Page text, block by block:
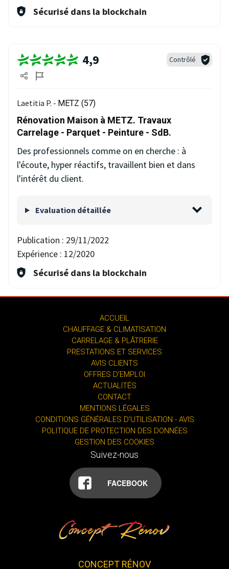
Sécurisé dans la blockchain
4,9 Contrôlé
Laetitia P. - METZ (57)
Rénovation Maison à METZ. Travaux
Carrelage - Parquet - Peinture - SdB.
Des professionnels comme on en cherche : à
l'écoute, hyper réactifs, travaillent bien et dans
l'intérêt du client.
Evaluation détaillée
Publication : 29/11/2022
Expérience : 12/2020
Sécurisé dans la blockchain
ACCUEIL
CHAUFFAGE & CLIMATISATION
CARRELAGE & PLÂTRERIE
PRESTATIONS ET SERVICES
AVIS CLIENTS
OFFRES D'EMPLOI
ACTUALITÉS
CONTACT
MENTIONS LÉGALES
CONDITIONS GÉNÉRALES D'UTILISATION - AVIS
POLITIQUE DE PROTECTION DES DONNÉES
GESTION DES COOKIES
Suivez-nous
FACEBOOK
CONCEPT RÉNOV